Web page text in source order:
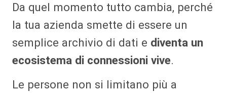
Da quel momento tutto cambia, perché
la tua azienda smette di essere un
semplice archivio di dati e diventa un
ecosistema di connessioni vive.
Le persone non si limitano più a